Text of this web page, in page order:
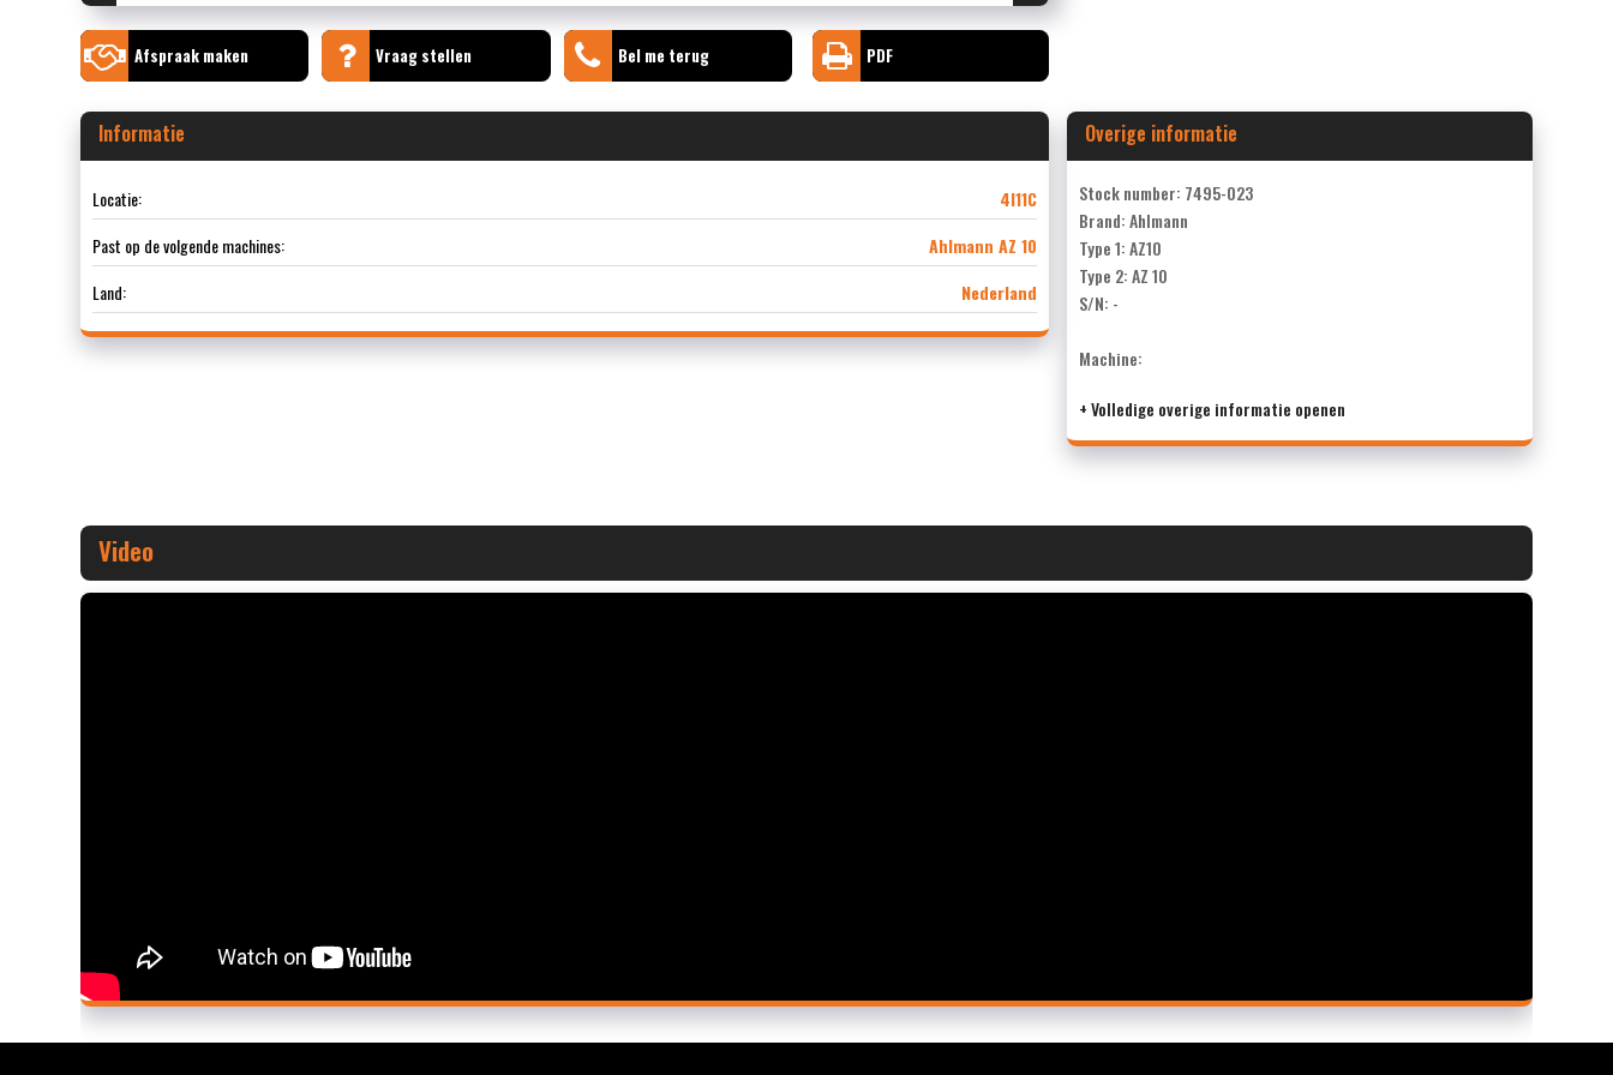
Afspraak maken Vraag stellen Bel me terug PDF
Informatie
Locatie:
4I11C
Past op de volgende machines:
Ahlmann AZ 10
Land:
Nederland
Overige informatie
Stock number: 7495-023
Brand: Ahlmann
Type 1: AZ10
Type 2: AZ 10
S/N: -
Machine:
+ Volledige overige informatie openen
Video